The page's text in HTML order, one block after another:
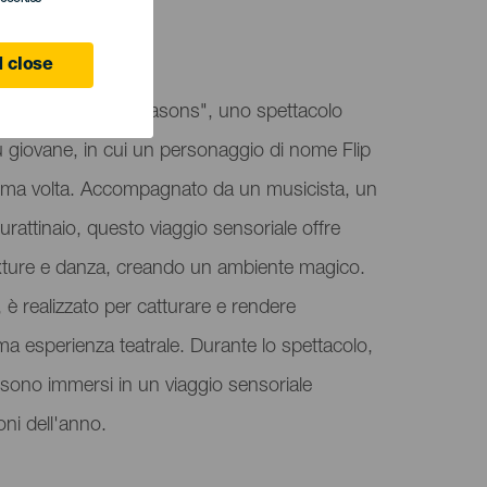
close
Discover the Seasons", uno spettacolo
in cui un personaggio di nome Flip
volta. Accompagnato da un musicista, un
questo viaggio sensoriale offre
e danza, creando un ambiente magico.
realizzato per catturare e rendere
esperienza teatrale. Durante lo spettacolo,
immersi in un viaggio sensoriale
dell'anno.